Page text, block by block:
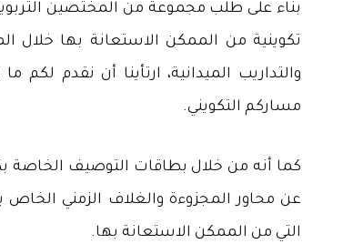
بناء على طلب مجموعة من المختصين
تكوينية من الممكن الاستعانة بها خلال
والتداريب الميدانية، ارتأينا أن نقدم
مساركم التكويني.
كما أنه من خلال بطاقات التوصيف الخاصة
عن محاور المجزوءة والغلاف الزمني الخاص
التي من الممكن الاستعانة بها.